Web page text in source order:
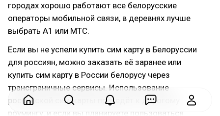
городах хорошо работают все белорусские
операторы мобильной связи, в деревнях лучше
выбрать A1 или МТС.
Если вы не успели купить сим карту в Белоруссии
для россиян, можно заказать её заранее или
купить сим карту в России белорусу через
трансграничные сервисы. Использование
российской сим-карты приведёт к дорогому
роумингу, и если вы планируете пользоваться